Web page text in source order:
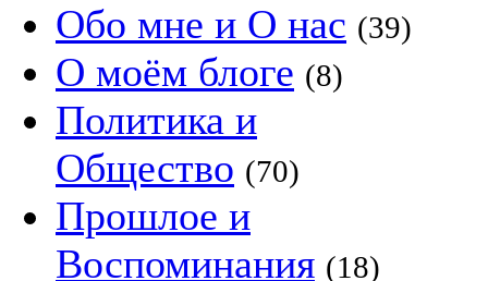
Обо мне и О нас (39)
О моём блоге (8)
Политика и
Общество (70)
Прошлое и
Воспоминания (18)